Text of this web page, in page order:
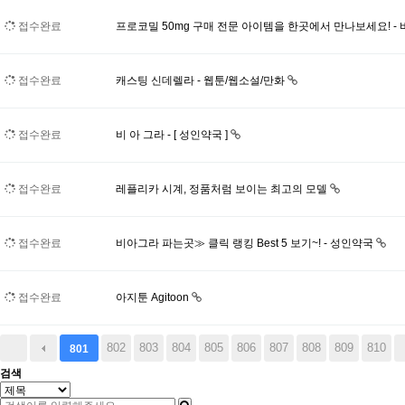
접수완료 프로코밀 50mg 구매 전문 아이템을 한곳에서 만나보세요! -
접수완료 캐스팅 신데렐라 - 웹툰/웹소설/만화
접수완료 비 아 그라 - [ 성인약국 ]
접수완료 레플리카 시계, 정품처럼 보이는 최고의 모델
접수완료 비아그라 파는곳≫ 클릭 랭킹 Best 5 보기~! - 성인약국
접수완료 아지툰 Agitoon
801 802 803 804 805 806 807 808 809 810
검색